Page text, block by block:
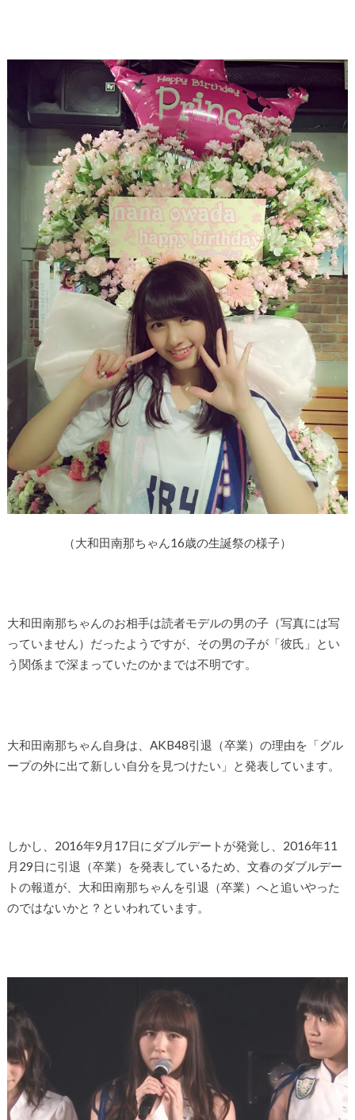
（大和田南那ちゃん16歳の生誕祭の様子）
大和田南那ちゃんのお相手は読者モデルの男の子（写真には写
っていません）だったようですが、その男の子が「彼氏」とい
う関係まで深まっていたのかまでは不明です。
大和田南那ちゃん自身は、AKB48引退（卒業）の理由を「グル
ープの外に出て新しい自分を見つけたい」と発表しています。
しかし、2016年9月17日にダブルデートが発覚し、2016年11
月29日に引退（卒業）を発表しているため、文春のダブルデー
トの報道が、大和田南那ちゃんを引退（卒業）へと追いやった
のではないかと？といわれています。